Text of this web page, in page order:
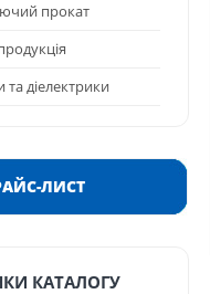
прокат
та діелектрики
ЛИСТ
КАТАЛОГУ